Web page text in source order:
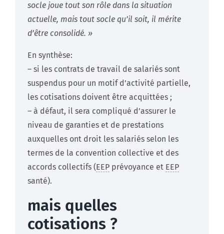
socle joue tout son rôle dans la situation
actuelle, mais tout socle qu’il soit, il mérite
d’être consolidé. »
En synthèse:
– si les contrats de travail de salariés sont
suspendus pour un motif d’activité partielle,
les cotisations doivent être acquittées ;
– à défaut, il sera compliqué d’assurer le
niveau de garanties et de prestations
auxquelles ont droit les salariés selon les
termes de la convention collective et des
accords collectifs (EEP prévoyance et EEP
santé).
mais quelles
cotisations ?